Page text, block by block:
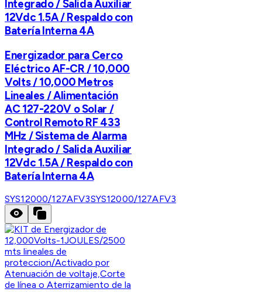
Integrado / Salida Auxiliar
12Vdc 1.5A / Respaldo con
Batería Interna 4A
Energizador para Cerco
Eléctrico AF-CR / 10,000
Volts / 10,000 Metros
Lineales / Alimentación
AC 127-220V o Solar /
Control Remoto RF 433
MHz / Sistema de Alarma
Integrado / Salida Auxiliar
12Vdc 1.5A / Respaldo con
Batería Interna 4A
SYS12000/127AFV3SYS12000/127AFV3